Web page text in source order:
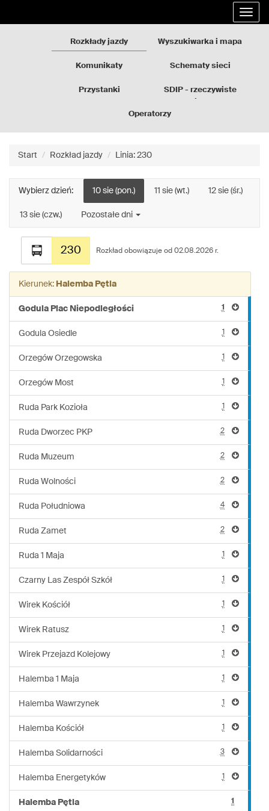
Rozkłady jazdy Wyszukiwarka i mapa
Komunikaty Schematy sieci
Przystanki
SDIP - rzeczywiste
Operatorzy
Start Rozkład jazdy Linia: 230
Wybierz dzień: 10 sie (pon.) 11 sie (wt.) 12 sie (śr.)
13 sie (czw.) Pozostałe dni
230
jazdy
linii:
230
Rozkład obowiązuje od 02.08.2026 r.
Kierunek: Halemba Pętla
Godula Plac Niepodległości 1
Godula Osiedle 1
Orzegów Orzegowska 1
Orzegów Most 1
Ruda Park Kozioła 1
Ruda Dworzec PKP 2
Ruda Muzeum 2
Ruda Wolności 2
Ruda Południowa 4
Ruda Zamet 2
Ruda 1 Maja 1
Czarny Las Zespół Szkół 1
Wirek Kościół 1
Wirek Ratusz 1
Wirek Przejazd Kolejowy 1
Halemba 1 Maja 1
Halemba Wawrzynek 1
Halemba Kościół 1
Halemba Solidarności 3
Halemba Energetyków 1
Halemba Pętla 1